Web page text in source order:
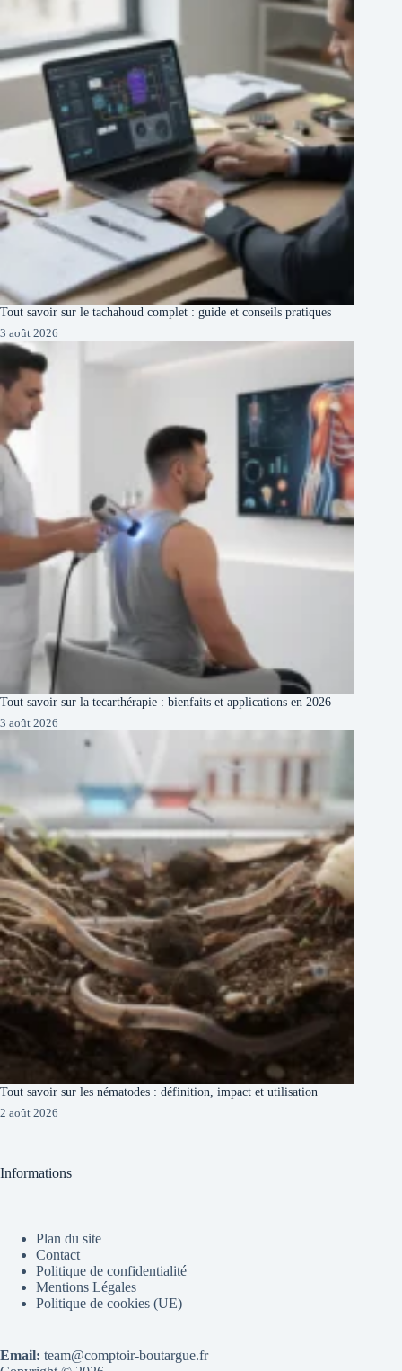
Tout savoir sur le tachahoud complet : guide et conseils pratiques
3 août 2026
Tout savoir sur la tecarthérapie : bienfaits et applications en 2026
3 août 2026
Tout savoir sur les nématodes : définition, impact et utilisation
2 août 2026
Informations
Plan du site
Contact
Politique de confidentialité
Mentions Légales
Politique de cookies (UE)
Email: team@comptoir-boutargue.fr